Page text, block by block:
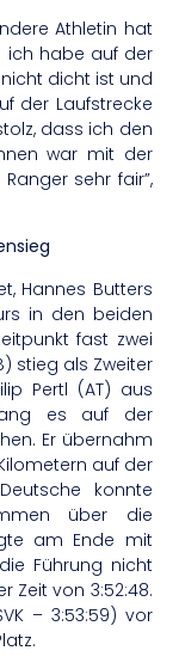
Athletin hat
ich habe auf der
dicht ist und
der Laufstrecke
dass ich den
war mit der
sehr fair”,
Hannes Butters
in den beiden
fast zwei
stieg als Zweiter
Pertl (AT) aus
es auf der
Er übernahm
auf der
konnte
über die
am Ende mit
Führung nicht
Zeit von 3:52:48.
– 3:53:59) vor